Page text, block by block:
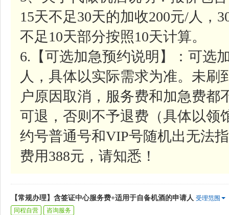
15天不足30天的加收200元/人，
不足10天部分按照10天计算。
6.【可选加急预约说明】：可选
人，具体以实际需求为准。未
户原因取消，服务费和加急费
可退，否则不予退费（具体以领
约号普通号和VIP号随机出无法
费用388元，请知悉！
【常规办理】含签证中心服务费+适用于自备机酒的申请人 受理范围
同程自营
咨询服务